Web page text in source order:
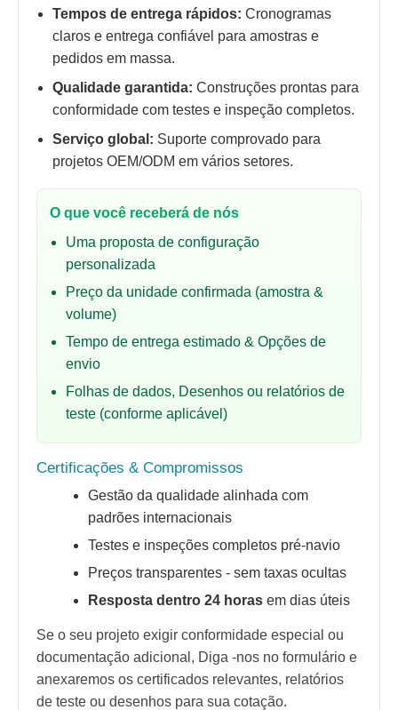
Tempos de entrega rápidos: Cronogramas
claros e entrega confiável para amostras e
pedidos em massa.
Qualidade garantida: Construções prontas para
conformidade com testes e inspeção completos.
Serviço global: Suporte comprovado para
projetos OEM/ODM em vários setores.
O que você receberá de nós
Uma proposta de configuração
personalizada
Preço da unidade confirmada (amostra &
volume)
Tempo de entrega estimado & Opções de
envio
Folhas de dados, Desenhos ou relatórios de
teste (conforme aplicável)
Certificações & Compromissos
Gestão da qualidade alinhada com
padrões internacionais
Testes e inspeções completos pré-navio
Preços transparentes - sem taxas ocultas
Resposta dentro 24 horas em dias úteis
Se o seu projeto exigir conformidade especial ou
documentação adicional, Diga -nos no formulário e
anexaremos os certificados relevantes, relatórios
de teste ou desenhos para sua cotação.